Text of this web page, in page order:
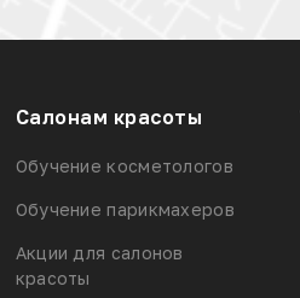
Салонам красоты
Обучение косметологов
Обучение парикмахеров
Акции для салонов
красоты